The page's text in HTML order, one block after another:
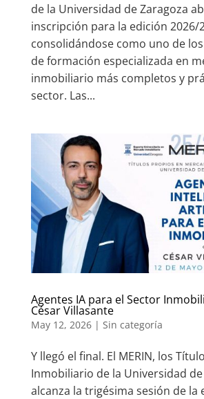
de la Universidad de Zaragoza
inscripción para la edición 2026/
consolidándose como uno de
de formación especializada en
inmobiliario más completos y
sector. Las...
Agentes IA para el Sector
César Villasante
May 12, 2026| Sin categoría
Y llegó el final. El MERIN, los
Inmobiliario de la Universidad
alcanza la trigésima sesión de la